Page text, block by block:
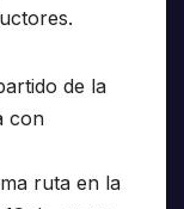
de la
con
ruta en la